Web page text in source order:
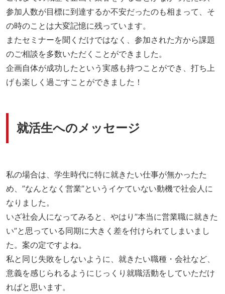
参加人数が目標に到達するか不安だったのも相まって、そ
の時のことは大変記憶に残っています。
またセミナーを聞くだけではなく、参加された方から課題
のご相談を多数いただくことができました。
企画自体が成功したという実感も持つことができ、打ち上
げも楽しく過ごすことができました！
就活生へのメッセージ
私の場合は、学生時代に特に就きたい仕事が無かったた
め、”なんとなく営業”というイケていない動機で社会人に
なりました。
いざ社会人になってみると、やはり”本当に営業職に就きた
い”と思っている同期に大きく差を付けられてしまいまし
た。案の定ですよね。
私と同じ失敗をしないように、就きたい職種・会社など、
意義を感じられるようにじっくり就職活動をしていただけ
ればと思います。